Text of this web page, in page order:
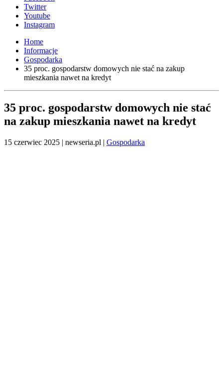
Twitter
Youtube
Instagram
Home
Informacje
Gospodarka
35 proc. gospodarstw domowych nie stać na zakup
mieszkania nawet na kredyt
35 proc. gospodarstw domowych nie stać
na zakup mieszkania nawet na kredyt
15 czerwiec 2025 | newseria.pl | Gospodarka